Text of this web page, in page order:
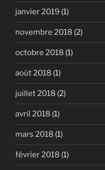
janvier 2019 (1)
novembre 2018 (2)
octobre 2018 (1)
août 2018 (1)
juillet 2018 (2)
avril 2018 (1)
mars 2018 (1)
février 2018 (1)